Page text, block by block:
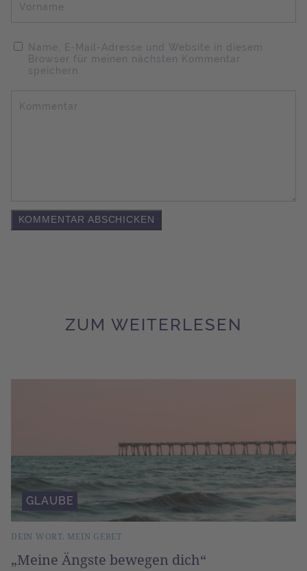
Vorname
Name, E-Mail-Adresse und Website in diesem
Browser für meinen nächsten Kommentar
speichern.
Kommentar
ZUM WEITERLESEN
DEIN WORT. MEIN GEBET
„Meine Ängste bewegen dich“
GLAUBE